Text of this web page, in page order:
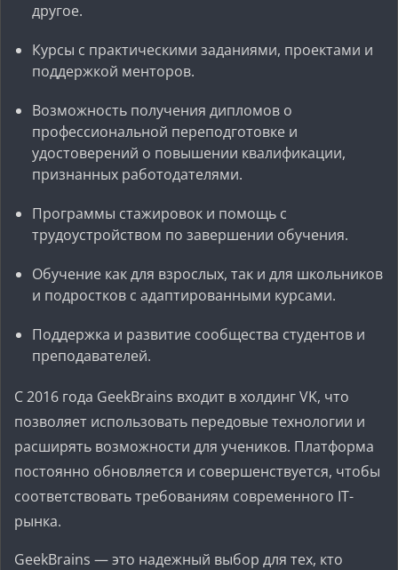
другое.
Курсы с практическими заданиями, проектами и
поддержкой менторов.
Возможность получения дипломов о
профессиональной переподготовке и
удостоверений о повышении квалификации,
признанных работодателями.
Программы стажировок и помощь с
трудоустройством по завершении обучения.
Обучение как для взрослых, так и для школьников
и подростков с адаптированными курсами.
Поддержка и развитие сообщества студентов и
преподавателей.
С 2016 года GeekBrains входит в холдинг VK, что
позволяет использовать передовые технологии и
расширять возможности для учеников. Платформа
постоянно обновляется и совершенствуется, чтобы
соответствовать требованиям современного IT-
рынка.
GeekBrains — это надежный выбор для тех, кто